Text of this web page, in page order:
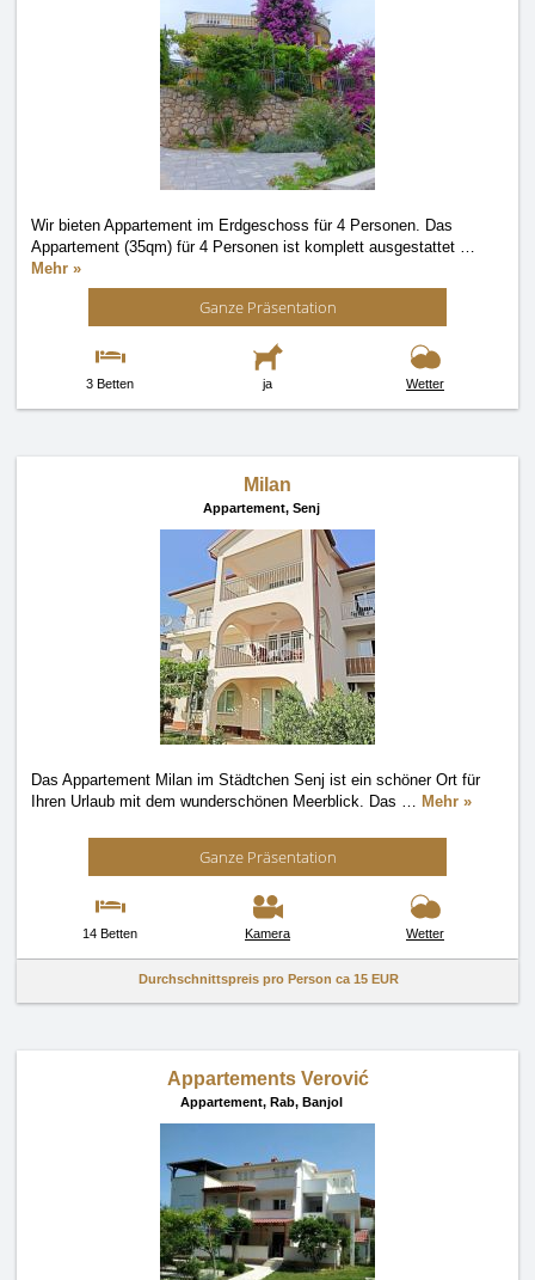
Wir bieten Appartement im Erdgeschoss für 4 Personen. Das
Appartement (35qm) für 4 Personen ist komplett ausgestattet …
Mehr »
Ganze Präsentation
3 Betten ja Wetter
Milan
Appartement, Senj
Das Appartement Milan im Städtchen Senj ist ein schöner Ort für
Ihren Urlaub mit dem wunderschönen Meerblick. Das … Mehr »
Ganze Präsentation
14 Betten Kamera Wetter
Durchschnittspreis pro Person ca 15 EUR
Appartements Verović
Appartement, Rab, Banjol